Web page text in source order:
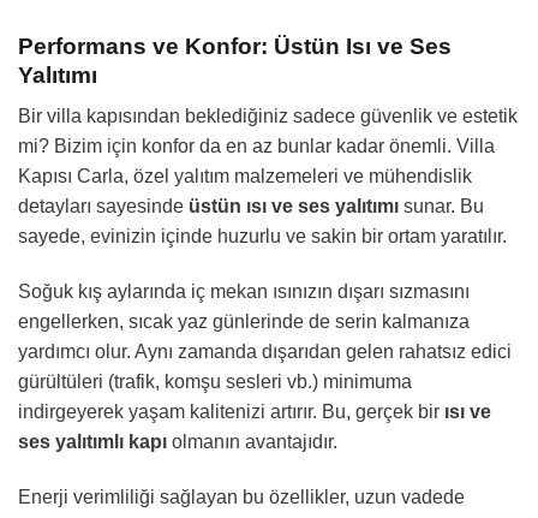
Performans ve Konfor: Üstün Isı ve Ses
Yalıtımı
Bir villa kapısından beklediğiniz sadece güvenlik ve estetik
mi? Bizim için konfor da en az bunlar kadar önemli. Villa
Kapısı Carla, özel yalıtım malzemeleri ve mühendislik
detayları sayesinde üstün ısı ve ses yalıtımı sunar. Bu
sayede, evinizin içinde huzurlu ve sakin bir ortam yaratılır.
Soğuk kış aylarında iç mekan ısınızın dışarı sızmasını
engellerken, sıcak yaz günlerinde de serin kalmanıza
yardımcı olur. Aynı zamanda dışarıdan gelen rahatsız edici
gürültüleri (trafik, komşu sesleri vb.) minimuma
indirgeyerek yaşam kalitenizi artırır. Bu, gerçek bir ısı ve
ses yalıtımlı kapı olmanın avantajıdır.
Enerji verimliliği sağlayan bu özellikler, uzun vadede